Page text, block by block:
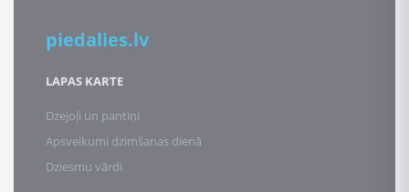
piedalies.lv
LAPAS KARTE
Dzejoļi un pantiņi
Apsveikumi dzimšanas dienā
Dziesmu vārdi